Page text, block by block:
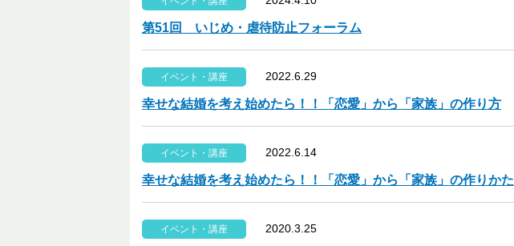
第51回 いじめ・虐待防止フォーラム
イベント・講座 2022.6.29
幸せな結婚を考え始めたら！！「恋愛」から「家族」の作り方
イベント・講座 2022.6.14
幸せな結婚を考え始めたら！！「恋愛」から「家族」の作りかた
イベント・講座 2020.3.25